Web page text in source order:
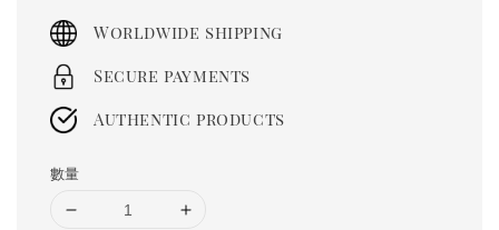
price
Worldwide shipping
Secure payments
Authentic products
數量